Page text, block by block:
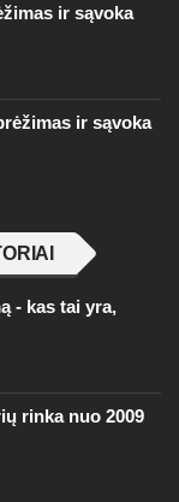
ir sąvoka
ir sąvoka
- kas tai yra,
rinka nuo 2009